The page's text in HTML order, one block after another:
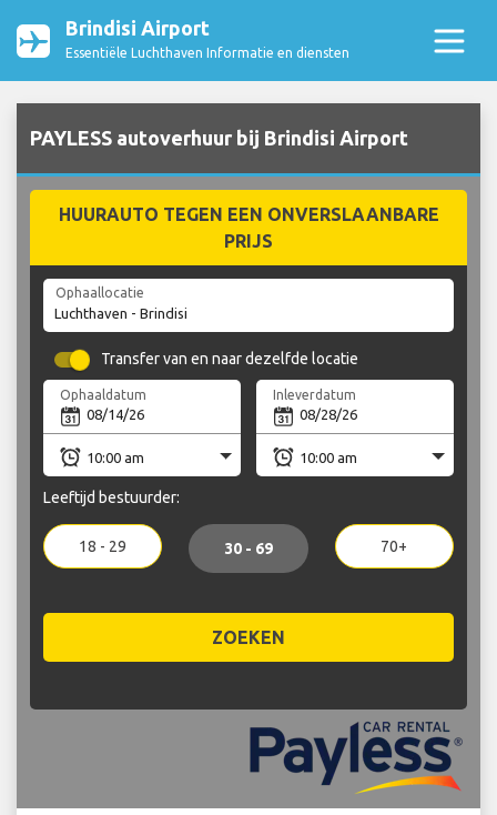
Brindisi Airport
Essentiële Luchthaven Informatie en diensten
PAYLESS autoverhuur bij Brindisi Airport
HUURAUTO TEGEN EEN ONVERSLAANBARE
PRIJS
Ophaallocatie
Transfer van en naar dezelfde locatie
Ophaaldatum Inleverdatum
Leeftijd bestuurder:
18 - 29 30 - 69 70+
ZOEKEN